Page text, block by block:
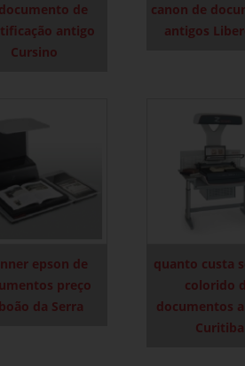
de
antigo
Cursino
canon de
antigos
epson de
preço
da Serra
quanto custa
colorido
documentos
Curitiba